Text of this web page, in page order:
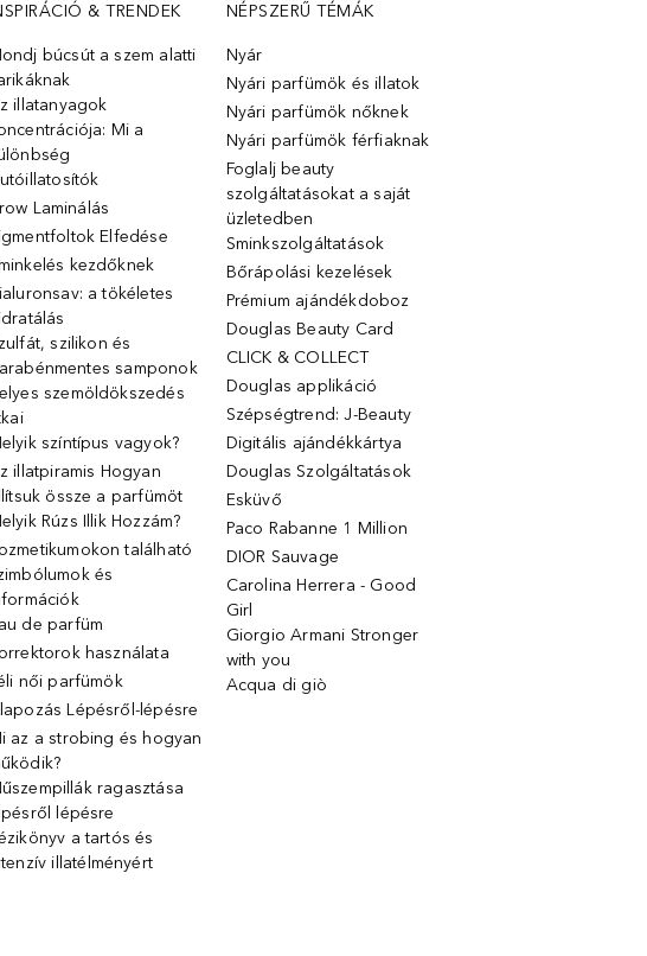
& TRENDEK
búcsút a szem alatti
illatanyagok
Mi a
Laminálás
Elfedése
kezdőknek
a tökéletes
szilikon és
samponok
szemöldökszedés
színtípus vagyok?
illatpiramis Hogyan
össze a parfümöt
Rúzs Illik Hozzám?
található
és
de parfüm
használata
női parfümök
Lépésről-lépésre
az a strobing és hogyan
ragasztása
lépésre
a tartós és
illatélményért
NÉPSZERŰ TÉMÁK
Nyár
Nyári parfümök és illatok
Nyári parfümök nőknek
Nyári parfümök férfiaknak
Foglalj beauty
szolgáltatásokat a saját
üzletedben
Sminkszolgáltatások
Bőrápolási kezelések
Prémium ajándékdoboz
Douglas Beauty Card
CLICK & COLLECT
Douglas applikáció
Szépségtrend: J-Beauty
Digitális ajándékkártya
Douglas Szolgáltatások
Esküvő
Paco Rabanne 1 Million
DIOR Sauvage
Carolina Herrera - Good
Girl
Giorgio Armani Stronger
with you
Acqua di giò